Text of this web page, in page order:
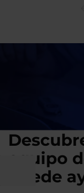
equipo
puede